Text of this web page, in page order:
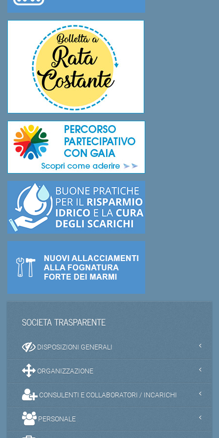
SOCIETA TRASPARENTE
DISPOSIZIONI GENERALI
ORGANIZZAZIONE
CONSULENTI E COLLABORATORI / INCARICHI
PERSONALE